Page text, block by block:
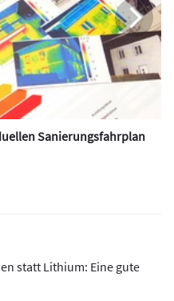
Sanierungsfahrplan
statt Lithium: Eine gute